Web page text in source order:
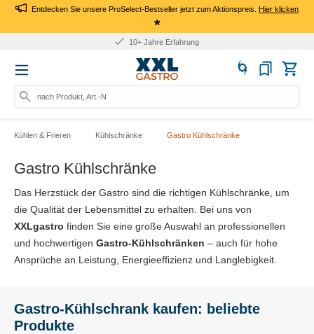
Entdecken Sie unsere ProSelect-Bestseller jetzt zum Aktionspreis.Hier klicken
*
10+ Jahre Erfahrung
nach Produkt, Art.-Nr., Mark
Kühlen & Frieren Kühlschränke Gastro Kühlschränke
Gastro Kühlschränke
Das Herzstück der Gastro sind die richtigen Kühlschränke, um
die Qualität der Lebensmittel zu erhalten. Bei uns von
XXLgastro finden Sie eine große Auswahl an professionellen
und hochwertigen Gastro-Kühlschränken – auch für hohe
Ansprüche an Leistung, Energieeffizienz und Langlebigkeit.
Gastro-Kühlschrank kaufen: beliebte
Produkte